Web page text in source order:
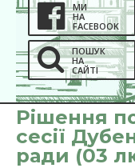
МИ
НА
FACEBOOK
ПОШУК
НА
САЙТІ
Рішення
сесії
ради (03